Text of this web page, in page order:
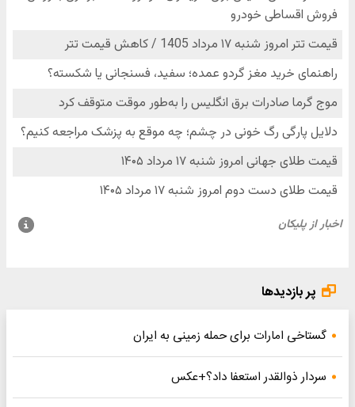
پر بازدیدها
گستاخی امارات برای حمله زمینی به ایران
سردار ذوالقدر استعفا داد؟+عکس